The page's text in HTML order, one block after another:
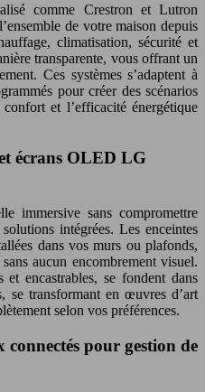
comme Crestron et Lutron
de votre maison depuis
climatisation, sécurité et
transparente, vous offrant un
Ces systèmes s’adaptent à
pour créer des scénarios
et l’efficacité énergétique
écrans OLED LG
immersive sans compromettre
intégrées. Les enceintes
dans vos murs ou plafonds,
aucun encombrement visuel.
encastrables, se fondent dans
se transformant en œuvres d’art
selon vos préférences.
connectés pour gestion de